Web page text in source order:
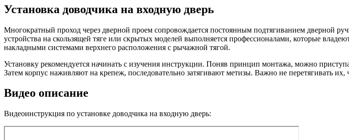
Установка доводчика на входную дверь
Многократный проход через дверной проем сопровождается постоянным подтягиванием дверной
устройства на скользящей тяге или скрытых моделей выполняется профессионалами, которые
накладными системами верхнего расположения с рычажной тягой.
Установку рекомендуется начинать с изучения инструкции. Поняв принцип монтажа, можно
Затем корпус наживляют на крепеж, последовательно затягивают метизы. Важно не перетягивать их,
Видео описание
Видеоинструкция по установке доводчика на входную дверь: